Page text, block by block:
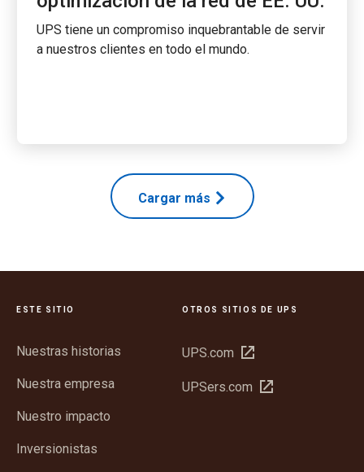
UPS tiene un compromiso inquebrantable de servir
a nuestros clientes en todo el mundo.
Cargar más
ESTE SITIO
Nuestras historias
Nuestra empresa
Nuestro impacto
Inversionistas
OTROS SITIOS DE UPS
UPS.com Abrir
una
UPSers.com Abrir